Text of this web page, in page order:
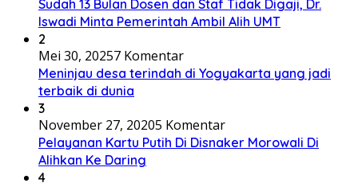
Sudah 13 Bulan Dosen dan Staf Tidak Digaji, Dr.
Iswadi Minta Pemerintah Ambil Alih UMT
2
Mei 30, 20257 Komentar
Meninjau desa terindah di Yogyakarta yang jadi
terbaik di dunia
3
November 27, 20205 Komentar
Pelayanan Kartu Putih Di Disnaker Morowali Di
Alihkan Ke Daring
4